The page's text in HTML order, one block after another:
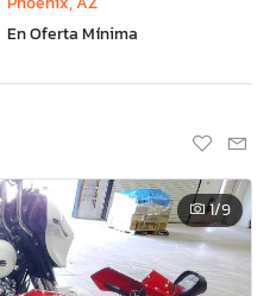
En Oferta Mínima
1/9